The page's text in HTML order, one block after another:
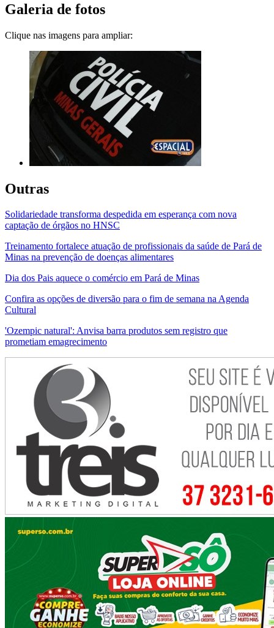
Galeria de fotos
Clique nas imagens para ampliar:
Outras
Solidariedade transforma despedida em esperança com nova
captação de órgãos no HNSC
Treinamento fortalece atuação de profissionais da saúde de Pará de
Minas na prevenção de doenças alimentares
Dia dos Pais aquece o comércio em Pará de Minas
Confira as opções de diversão para o fim de semana na Agenda
Cultural
'Ozempic natural': Anvisa barra produtos sem registro que
prometiam emagrecimento